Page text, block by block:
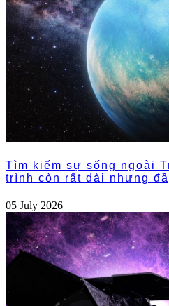
Tìm kiếm sự sống ngoài
trình còn rất dài nhưng
05 July 2026